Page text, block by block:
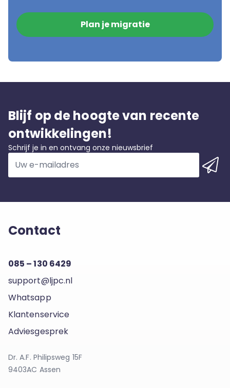
Plan je migratie
Blijf op de hoogte van recente
ontwikkelingen!
Schrijf je in en ontvang onze nieuwsbrief
Contact
085 – 130 6429
support@ljpc.nl
Whatsapp
Klantenservice
Adviesgesprek
Dr. A.F. Philipsweg 15F
9403AC Assen